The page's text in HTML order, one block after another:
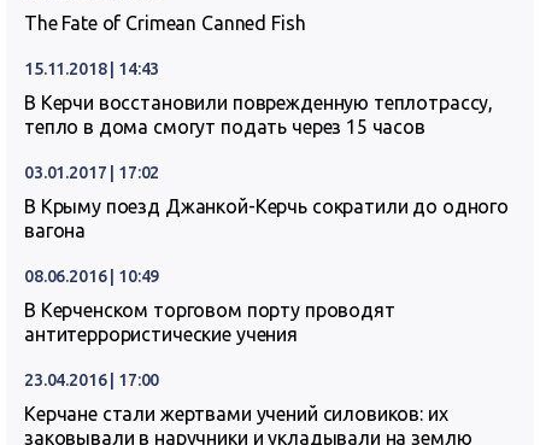
The Fate of Crimean Canned Fish
15.11.2018 | 14:43
В Керчи восстановили поврежденную теплотрассу,
тепло в дома смогут подать через 15 часов
03.01.2017 | 17:02
В Крыму поезд Джанкой-Керчь сократили до одного
вагона
08.06.2016 | 10:49
В Керченском торговом порту проводят
антитеррористические учения
23.04.2016 | 17:00
Керчане стали жертвами учений силовиков: их
заковывали в наручники и укладывали на землю